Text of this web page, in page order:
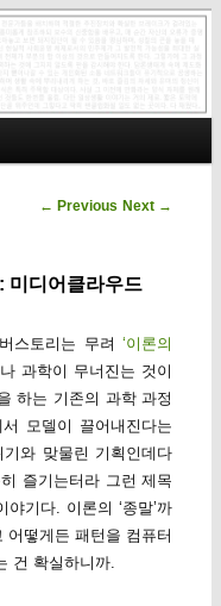
Post navigation
← Previous Next →
미디어클라우드
스토리는 무려‘이론의
과학이 무너진는 것이
하는 기존의 과학 과정
모델이 끌어내진다는
와 맞물린 기획인데다
즐기는터라 그런 제목
기다. 이론의 ‘종말’까
어떻게든 패턴을 컴퓨터
건 확실하니까.